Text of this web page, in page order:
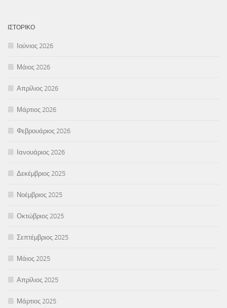
ΙΣΤΟΡΙΚΌ
Ιούνιος 2026
Μάιος 2026
Απρίλιος 2026
Μάρτιος 2026
Φεβρουάριος 2026
Ιανουάριος 2026
Δεκέμβριος 2025
Νοέμβριος 2025
Οκτώβριος 2025
Σεπτέμβριος 2025
Μάιος 2025
Απρίλιος 2025
Μάρτιος 2025